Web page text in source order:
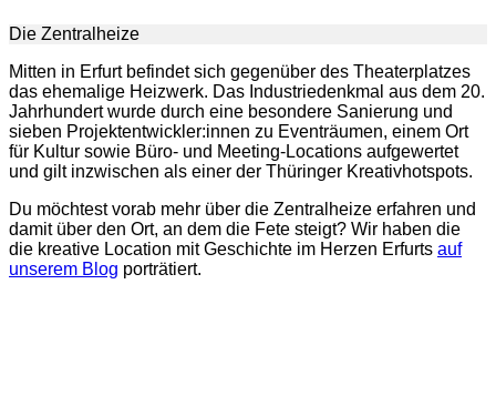
Die Zentralheize
Mitten in Erfurt befindet sich gegenüber des Theaterplatzes
das ehemalige Heizwerk. Das Industriedenkmal aus dem 20.
Jahrhundert wurde durch eine besondere Sanierung und
sieben Projektentwickler:innen zu Eventräumen, einem Ort
für Kultur sowie Büro- und Meeting-Locations aufgewertet
und gilt inzwischen als einer der Thüringer Kreativhotspots.
Du möchtest vorab mehr über die Zentralheize erfahren und
damit über den Ort, an dem die Fete steigt? Wir haben die
die kreative Location mit Geschichte im Herzen Erfurts auf
unserem Blog porträtiert.